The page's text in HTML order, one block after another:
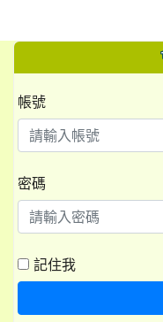
帳號
密碼
記住我